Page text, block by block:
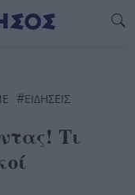
#ΕΙΔΗΣΕΙΣ
Τι